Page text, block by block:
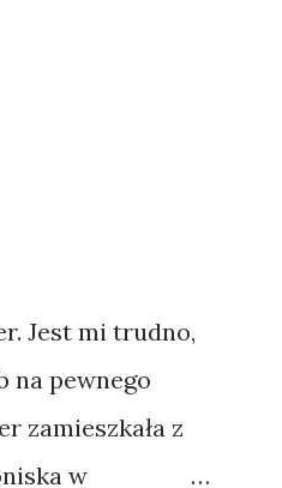
Jest mi trudno,
na pewnego
zamieszkała z
w